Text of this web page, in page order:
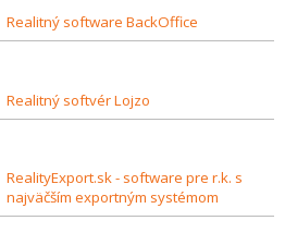
Realitný software BackOffice
Realitný softvér Lojzo
RealityExport.sk - software pre r.k. s
najväčším exportným systémom